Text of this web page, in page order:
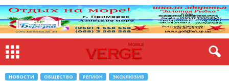
НОВОСТИ ОБЩЕСТВО РЕГИОН ЭКСКЛЮЗИВ